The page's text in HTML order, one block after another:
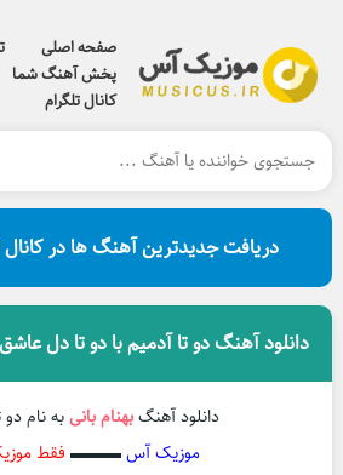
صفحه اصلی
پخش آهنگ شما
کانال تلگرام
دریافت جدیدترین آهنگ ها در
دانلود آهنگ دو تا آدمیم با دو تا دل
دانلود آهنگبهنام بانیبه نام
موزیک آس▬▬▬ فقط